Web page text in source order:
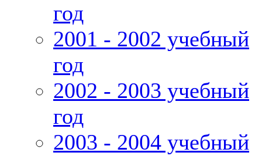
год
2001 - 2002 учебный
год
2002 - 2003 учебный
год
2003 - 2004 учебный